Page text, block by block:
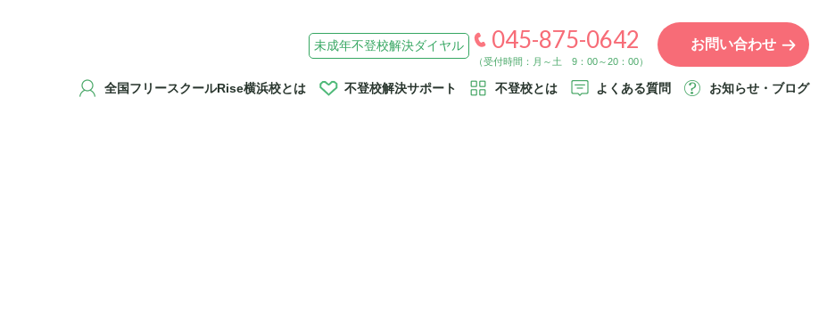
未成年不登校解決ダイヤル 045-875-0642
（受付時間：月～土 9：00～20：00）
お問い合わせ
全国フリースクールRise横浜校とは 不登校解決サポート 不登校とは よくある質問 お知らせ・ブログ